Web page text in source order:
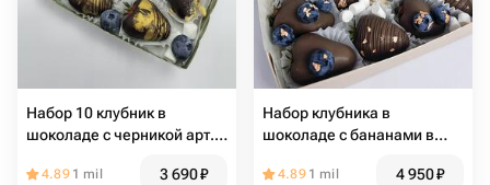
Набор 10 клубник в
шоколаде с черникой арт.
4.89 1 mil 3 690₽
Набор клубника в
шоколаде с бананами в
4.89 1 mil 4 950₽